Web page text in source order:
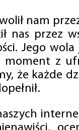
nam
nas przez
Jego wola
moment z
że każde